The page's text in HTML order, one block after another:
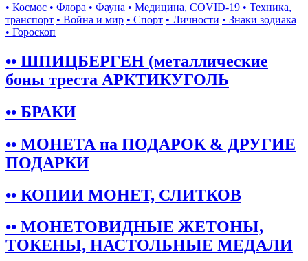
• Космос • Флора • Фауна • Медицина, COVID-19 • Техника,
транспорт • Война и мир • Спорт • Личности • Знаки зодиака
• Гороскоп
•• ШПИЦБЕРГЕН (металлические
боны треста АРКТИКУГОЛЬ
•• БРАКИ
•• МОНЕТА на ПОДАРОК & ДРУГИЕ
ПОДАРКИ
•• КОПИИ МОНЕТ, СЛИТКОВ
•• МОНЕТОВИДНЫЕ ЖЕТОНЫ,
ТОКЕНЫ, НАСТОЛЬНЫЕ МЕДАЛИ